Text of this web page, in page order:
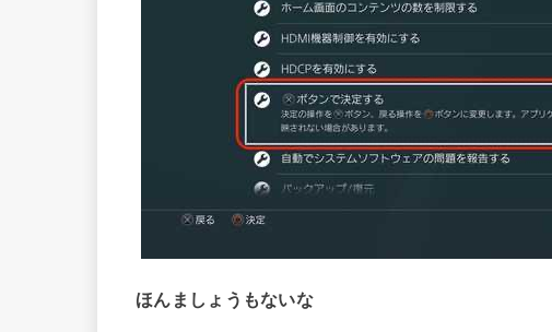
ほんましょうもないな